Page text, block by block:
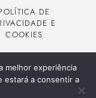
DE
E
COOKIES
melhor experiência
estará a consentir a